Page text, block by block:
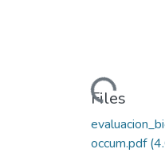
Loading...
Files
occum.pdf